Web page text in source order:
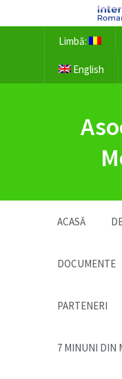
Limbă:
English
ACASĂ
DOCUMENTE
PARTENERI
7 MINUNI DIN